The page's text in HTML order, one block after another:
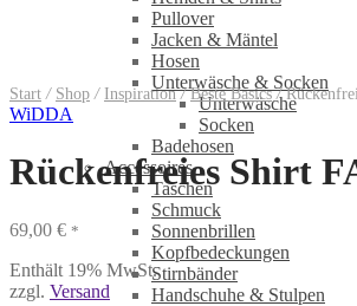
Pullover
Jacken & Mäntel
Hosen
Unterwäsche & Socken
Unterwäsche
Socken
Badehosen
Accessoires
Taschen
Schmuck
Sonnenbrillen
Kopfbedeckungen
Stirnbänder
Handschuhe & Stulpen
Start / Shop / Inspiration / Beste Basics /
WiDDA
Rückenfreies Shirt
69,00 € *
Enthält 19% MwSt.
zzgl. Versand